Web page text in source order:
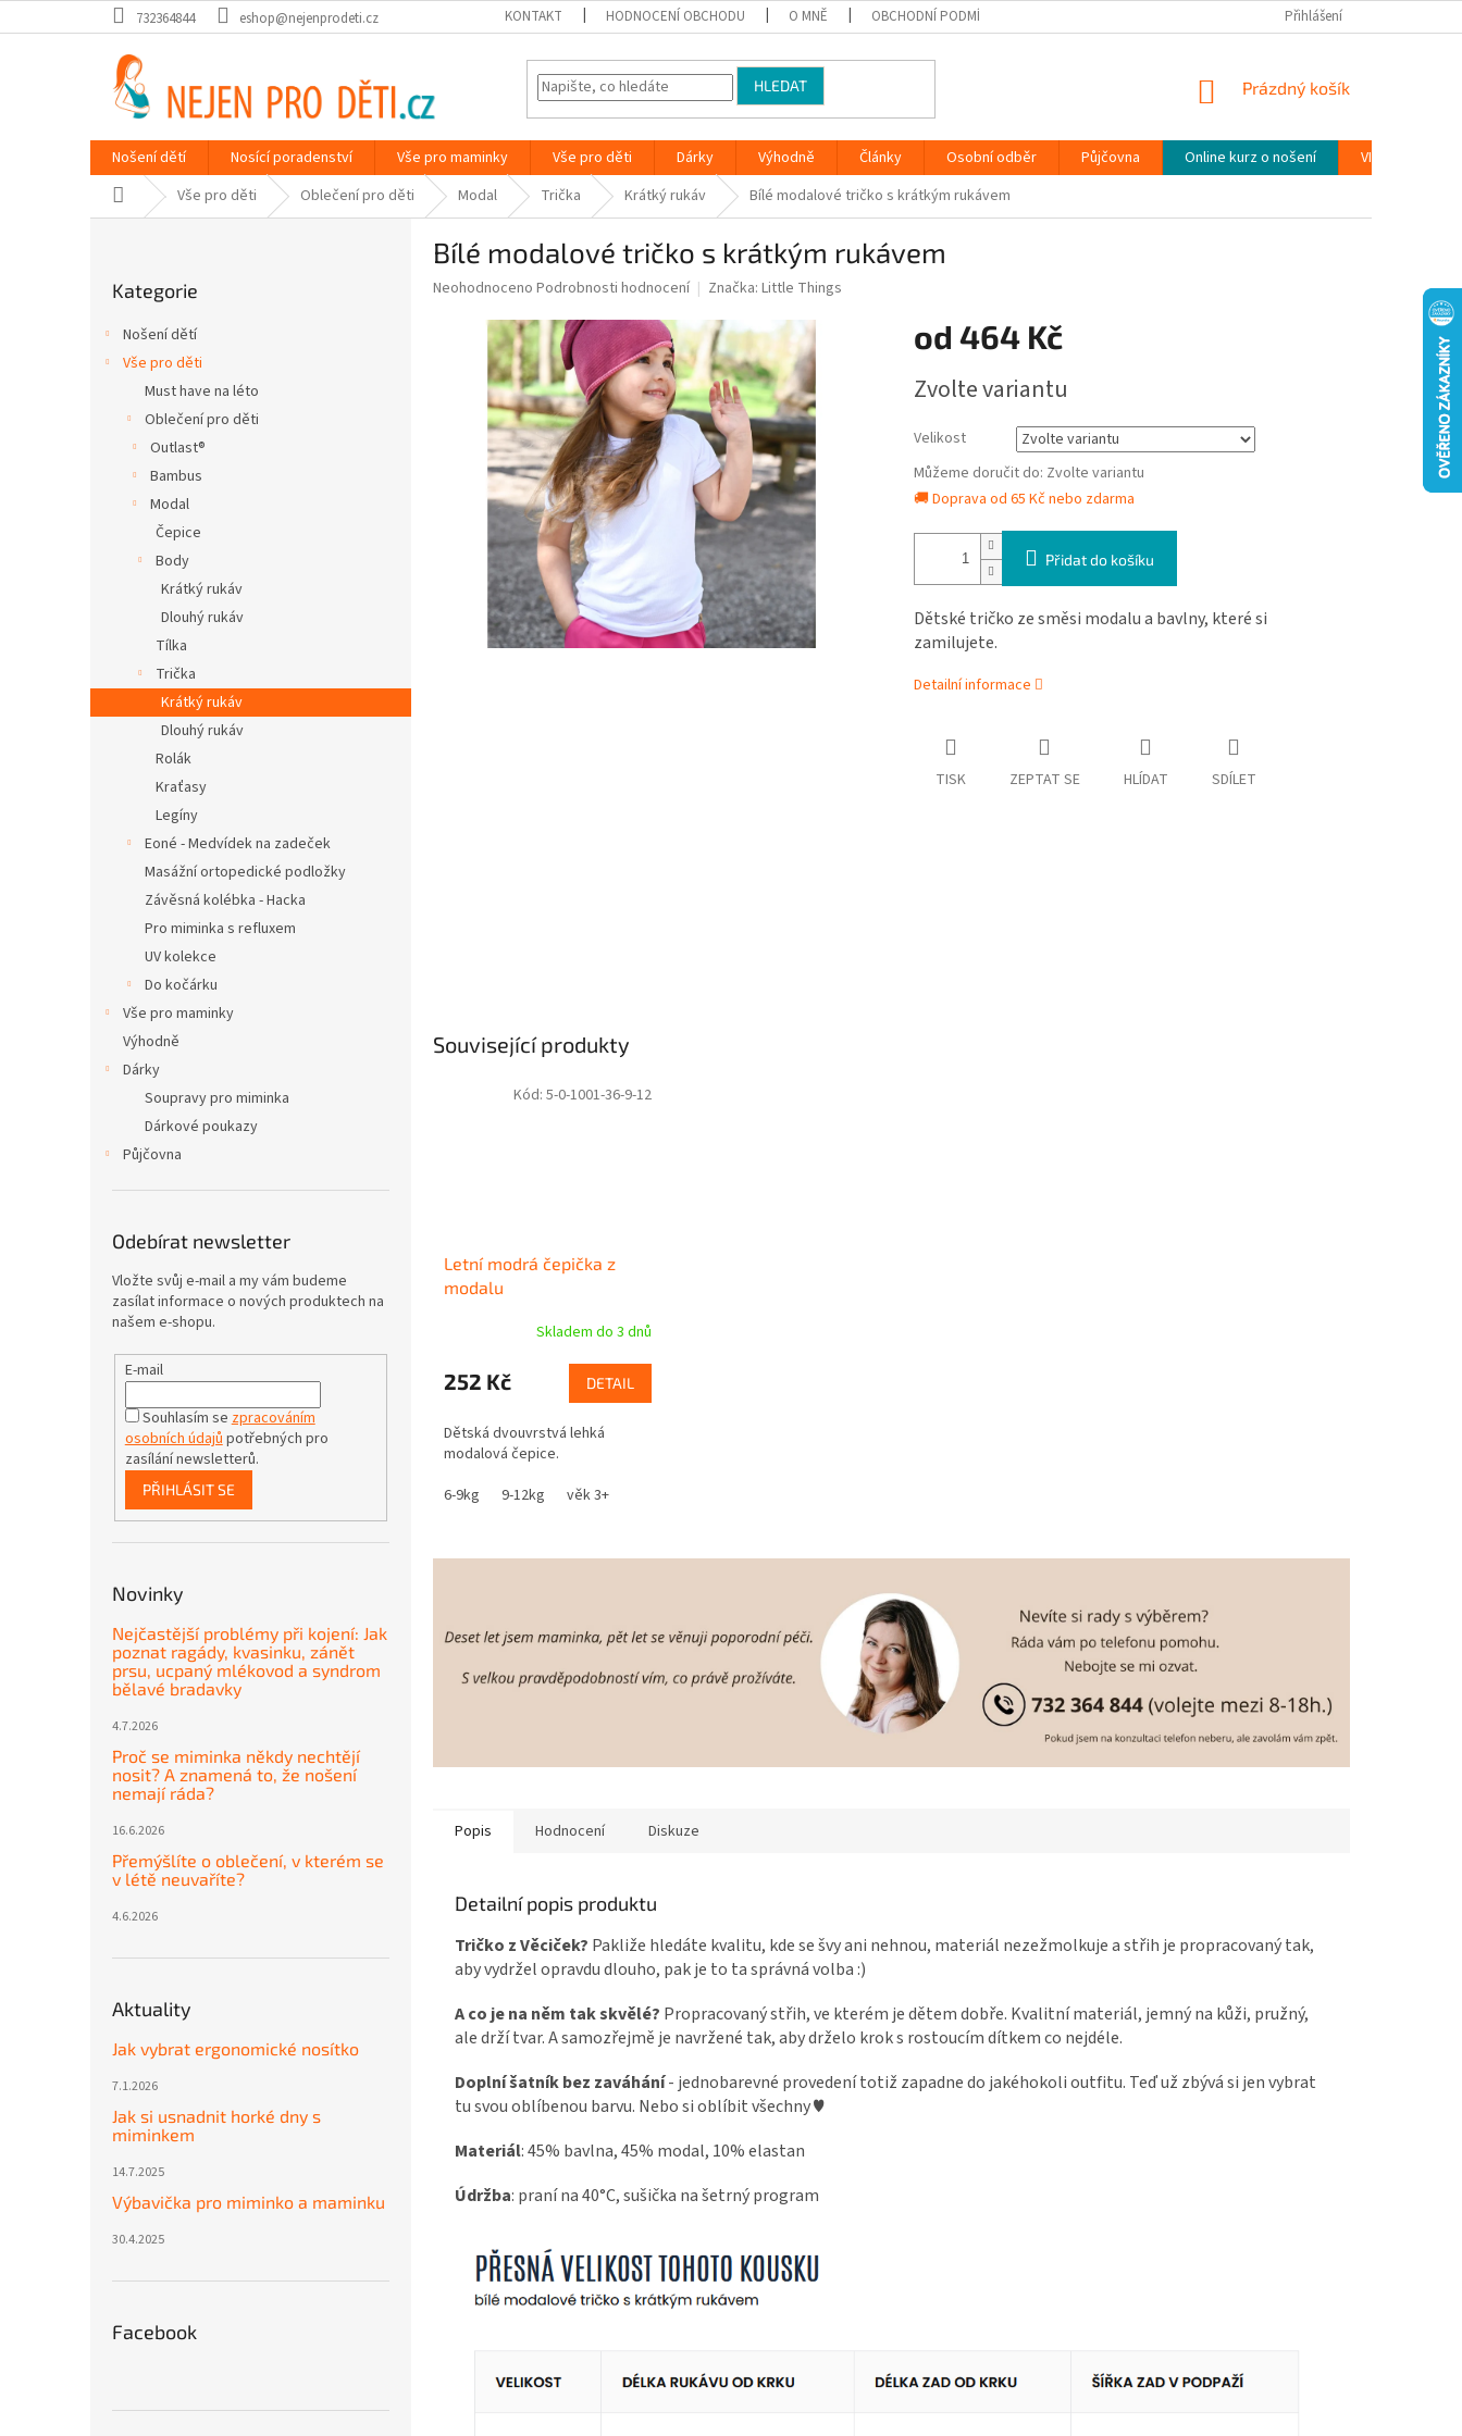
na
732364844 eshop@nejenprodeti.cz KONTAKT HODNOCENÍ OBCHODU O MNĚ OBCHODNÍ PODMÍNKY PODMÍNKY OCHRANY OSOBNÍCH ÚDAJŮ (GDPR)
Přihlášení
HLEDAT
NÁKUPNÍ
Prázdný košík
Nošení dětí Nosící poradenství Vše pro maminky Vše pro děti Dárky Výhodně Články Osobní odběr Půjčovna Online kurz o nošení
VIDEONÁVODY
Domů Vše pro děti Oblečení pro děti Modal Trička Krátký rukáv Bílé modalové tričko s krátkým rukávem
kategorie
Kategorie
Nošení dětí
Vše pro děti
Must have na léto
Oblečení pro děti
Outlast®
Bambus
Modal
Čepice
Body
Krátký rukáv
Dlouhý rukáv
Tílka
Trička
Krátký rukáv
Dlouhý rukáv
Rolák
Kraťasy
Legíny
Eoné - Medvídek na zadeček
Masážní ortopedické podložky
Závěsná kolébka - Hacka
Pro miminka s refluxem
UV kolekce
Do kočárku
Vše pro maminky
Výhodně
Dárky
Soupravy pro miminka
Dárkové poukazy
Půjčovna
Odebírat newsletter
Vložte svůj e-mail a my vám budeme
zasílat informace o nových produktech na
našem e-shopu.
E-mail
Souhlasím se zpracováním
osobních údajů potřebných pro
zasílání newsletterů.
PŘIHLÁSIT SE
Novinky
Nejčastější problémy při kojení: Jak
poznat ragády, kvasinku, zánět
prsu, ucpaný mlékovod a syndrom
bělavé bradavky
4.7.2026
Proč se miminka někdy nechtějí
nosit? A znamená to, že nošení
nemají ráda?
16.6.2026
Přemýšlíte o oblečení, v kterém se
v létě neuvaříte?
4.6.2026
Aktuality
Jak vybrat ergonomické nosítko
7.1.2026
Jak si usnadnit horké dny s
miminkem
14.7.2025
Výbavička pro miminko a maminku
30.4.2025
Facebook
Bílé modalové tričko s krátkým rukávem
Průměrné
produktu
hvězdiček.
Neohodnoceno Podrobnosti hodnocení Značka: Little Things
od 464 Kč
cena:
Zvolte variantu
Velikost
Můžeme doručit do: Zvolte variantu
🚚 Doprava od 65 Kč nebo zdarma
Přidat do košíku
Dětské tričko ze směsi modalu a bavlny, které si
zamilujete.
Detailní informace
TISK ZEPTAT SE HLÍDAT SDÍLET
Související produkty
Letní modrá čepička z
modalu
Skladem do 3 dnů
252 Kč DETAIL
Dětská dvouvrstvá lehká
modalová čepice.
6-9kg
9-12kg věk 3+
Kód: 5-0-1001-36-9-12
Popis Hodnocení Diskuze
Detailní popis produktu
Tričko z Věciček? Pakliže hledáte kvalitu, kde se švy ani nehnou, materiál nezežmolkuje a střih je propracovaný tak,
aby vydržel opravdu dlouho, pak je to ta správná volba :)
A co je na něm tak skvělé? Propracovaný střih, ve kterém je dětem dobře. Kvalitní materiál, jemný na kůži, pružný,
ale drží tvar. A samozřejmě je navržené tak, aby drželo krok s rostoucím dítkem co nejdéle.
Doplní šatník bez zaváhání- jednobarevné provedení totiž zapadne do jakéhokoli outfitu. Teď už zbývá si jen vybrat
tu svou oblíbenou barvu. Nebo si oblíbit všechny ♥
Materiál: 45% bavlna, 45% modal, 10% elastan
Údržba: praní na 40°C, sušička na šetrný program